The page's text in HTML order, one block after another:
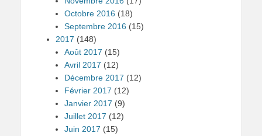
Octobre 2016 (18)
Septembre 2016 (15)
2017 (148)
Août 2017 (15)
Avril 2017 (12)
Décembre 2017 (12)
Février 2017 (12)
Janvier 2017 (9)
Juillet 2017 (12)
Juin 2017 (15)